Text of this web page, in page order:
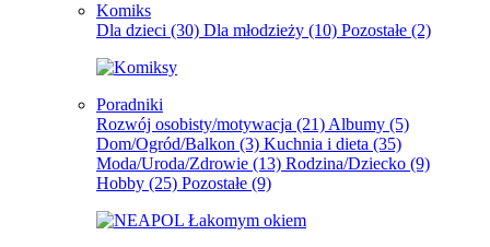
Komiks
Dla dzieci (30) Dla młodzieży (10) Pozostałe (2)
Poradniki
Rozwój osobisty/motywacja (21) Albumy (5)
Dom/Ogród/Balkon (3) Kuchnia i dieta (35)
Moda/Uroda/Zdrowie (13) Rodzina/Dziecko (9)
Hobby (25) Pozostałe (9)